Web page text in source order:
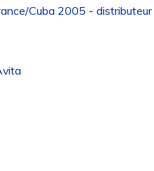
Cuba 2005 - distributeur